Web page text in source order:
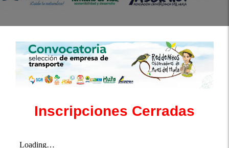
Inscripciones Cerradas